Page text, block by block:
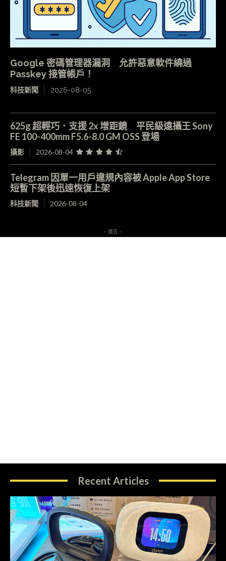
Google 密碼管理器漏洞 允許惡意軟件繞過
Passkey 接管帳戶！
科技新聞 2026-08-05
625g 超輕巧．支援 2x 增距鏡 平民級遠攝王 Sony
FE 100-400mm F5.6-8.0 GM OSS 登場
攝影 2026-08-04
Telegram 因單一用戶違規內容被 Apple App Store
短暫下架後迅速恢復上架
科技新聞 2026-08-04
- 廣告 -
Recent Articles